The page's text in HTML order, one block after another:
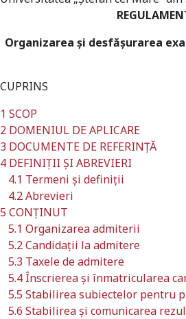
Organizarea şi desfăşurarea
CUPRINS
1 SCOP
2 DOMENIUL DE APLICARE
3 DOCUMENTE DE REFERINȚĂ
4 DEFINIȚII ȘI ABREVIERI
4.1 Termeni și definiții
4.2 Abrevieri
5 CONȚINUT
5.1 Organizarea admiterii
5.2 Candidații la admitere
5.3 Taxele de admitere
5.4 Înscrierea și înmatricularea
5.5 Stabilirea subiectelor pentru
5.6 Stabilirea și comunicarea